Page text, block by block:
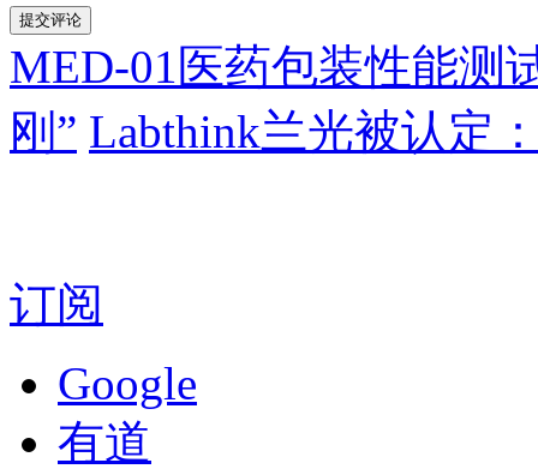
MED-01医药包装性能测
刚” Labthink兰光被认定
订阅
Google
有道